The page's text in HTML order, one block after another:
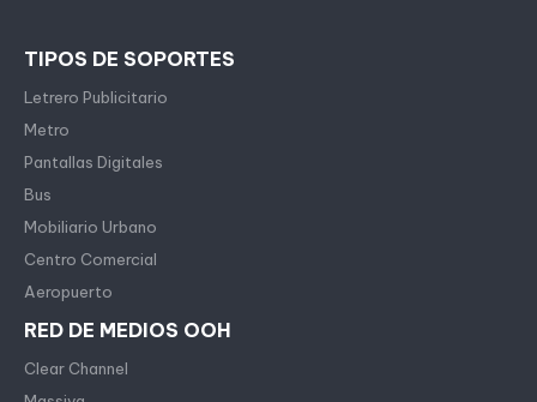
TIPOS DE SOPORTES
Letrero Publicitario
Metro
Pantallas Digitales
Bus
Mobiliario Urbano
Centro Comercial
Aeropuerto
RED DE MEDIOS OOH
Clear Channel